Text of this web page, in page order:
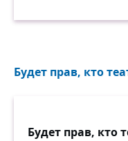
Будет прав, кто
Будет прав, кто